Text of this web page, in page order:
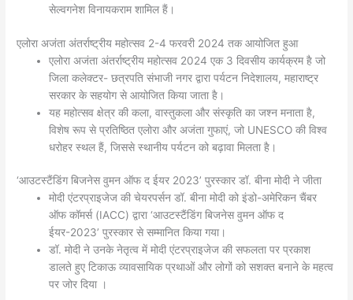
सेल्वगनेश विनायकराम शामिल हैं।
एलोरा अजंता अंतर्राष्ट्रीय महोत्सव 2-4 फरवरी 2024 तक आयोजित हुआ
एलोरा अजंता अंतर्राष्ट्रीय महोत्सव 2024 एक 3 दिवसीय कार्यक्रम है जो
जिला कलेक्टर- छत्रपति संभाजी नगर द्वारा पर्यटन निदेशालय, महाराष्ट्र
सरकार के सहयोग से आयोजित किया जाता है।
यह महोत्सव क्षेत्र की कला, वास्तुकला और संस्कृति का जश्न मनाता है,
विशेष रूप से प्रतिष्ठित एलोरा और अजंता गुफाएं, जो UNESCO की विश्व
धरोहर स्थल हैं, जिससे स्थानीय पर्यटन को बढ़ावा मिलता है।
‘आउटस्टैंडिंग बिजनेस वुमन ऑफ द ईयर 2023’ पुरस्कार डॉ. बीना मोदी ने जीता
मोदी एंटरप्राइजेज की चेयरपर्सन डॉ. बीना मोदी को इंडो-अमेरिकन चैंबर
ऑफ कॉमर्स (IACC) द्वारा ‘आउटस्टैंडिंग बिजनेस वुमन ऑफ द
ईयर-2023’ पुरस्कार से सम्मानित किया गया।
डॉ. मोदी ने उनके नेतृत्व में मोदी एंटरप्राइजेज की सफलता पर प्रकाश
डालते हुए टिकाऊ व्यावसायिक प्रथाओं और लोगों को सशक्त बनाने के महत्व
पर जोर दिया ।